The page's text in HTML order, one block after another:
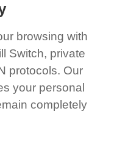
browsing with
Switch, private
protocols. Our
your personal
completely